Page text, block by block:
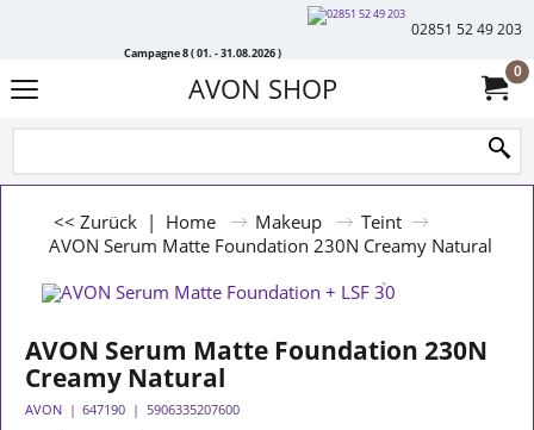
Campagne 8 ( 01. - 31.08.2026 )
02851 52 49 203
AVON SHOP 0
<< Zurück | Home Makeup
Teint
AVON Serum Matte Foundation 230N Creamy Natural
AVON Serum Matte Foundation 230N
Creamy Natural
AVON 647190 5906335207600